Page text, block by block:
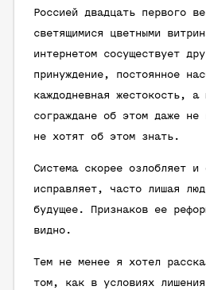
Россией двадцать первого
светящимися цветными
интернетом сосуществует
принуждение, постоянное
каждодневная жестокость, а
сограждане об этом даже не
не хотят об этом знать.
Система скорее озлобляет и
исправляет, часто лишая
будущее. Признаков ее
видно.
Тем не менее я хотел
том, как в условиях